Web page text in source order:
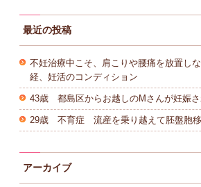
最近の投稿
不妊治療中こそ、肩こりや腰痛を放置し
経、妊活のコンディション
43歳 都島区からお越しのMさんが妊娠さ
29歳 不育症 流産を乗り越えて胚盤胞移
アーカイブ